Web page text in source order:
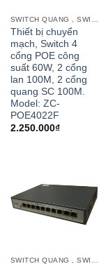
Thiết bị chuyển
mạch, Switch 4
cổng POE công
suất 60W, 2 cổng
lan 100M, 2 cổng
quang SC 100M.
Model: ZC-
POE4022F
2.250.000₫